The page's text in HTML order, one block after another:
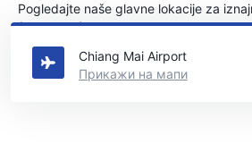
Pogledajte naše glavne lokacije za
{COUNTRI}
Chiang Mai Airport
Прикажи на мапи